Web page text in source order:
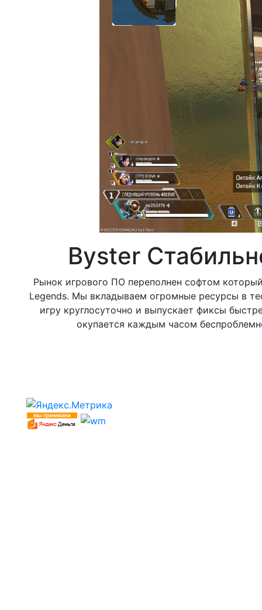
Byster
Рынок игрового ПО переполнен софтом
Legends. Мы вкладываем огромные ресурсы в
игру круглосуточно и выпускает фиксы
окупается каждым часом